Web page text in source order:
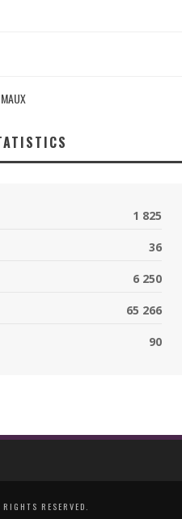
1 825
36
6 250
65 266
90
RESERVED.